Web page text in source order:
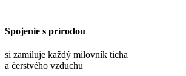
Spojenie s prírodou
si zamiluje každý milovník ticha
a čerstvého vzduchu